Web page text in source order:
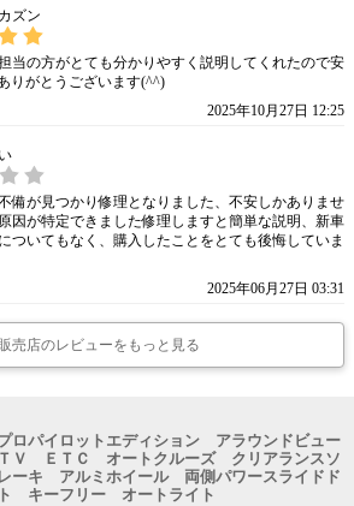
ズン
当の方がとても分かりやすく説明してくれたので安
りがとうございます(^^)
2025年10月27日 12:25
備が見つかり修理となりました、不安しかありませ
因が特定できました修理しますと簡単な説明、新車
ついてもなく、購入したことをとても後悔していま
2025年06月27日 03:31
売店のレビューをもっと見る
パイロットエディション アラウンドビュー
Ｖ ＥＴＣ オートクルーズ クリアランスソ
ーキ アルミホイール 両側パワースライドド
キーフリー オートライト